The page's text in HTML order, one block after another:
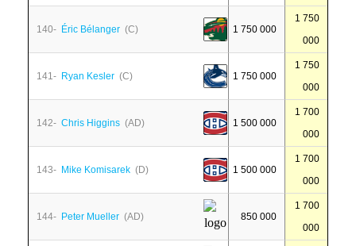
140- Éric Bélanger (C) 1 750 000
1 750
000
141- Ryan Kesler (C) 1 750 000
1 750
000
142- Chris Higgins (AD) 1 500 000
1 700
000
143- Mike Komisarek (D) 1 500 000
1 700
000
144- Peter Mueller (AD) 850 000
1 700
000